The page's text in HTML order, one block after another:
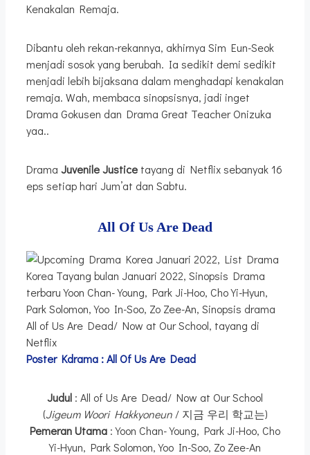
Kenakalan Remaja.
Dibantu oleh rekan-rekannya, akhirnya Sim Eun-Seok
menjadi sosok yang berubah. Ia sedikit demi sedikit
menjadi lebih bijaksana dalam menghadapi kenakalan
remaja. Wah, membaca sinopsisnya, jadi inget
Drama Gokusen dan Drama Great Teacher Onizuka
yaa..
Drama Juvenile Justice tayang di Netflix sebanyak 16
eps setiap hari Jum’at dan Sabtu.
All Of Us Are Dead
Poster Kdrama :All Of Us Are Dead
Judul : All of Us Are Dead/ Now at Our School
(Jigeum Woori Hakkyoneun/ 지금 우리 학교는)
Pemeran Utama : Yoon Chan-Young, Park Ji-Hoo, Cho
Yi-Hyun, Park Solomon, Yoo In-Soo, Zo Zee-An